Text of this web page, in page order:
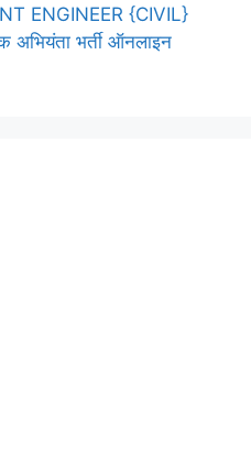
ENGINEER {CIVIL}
अभियंता भर्ती ऑनलाइन